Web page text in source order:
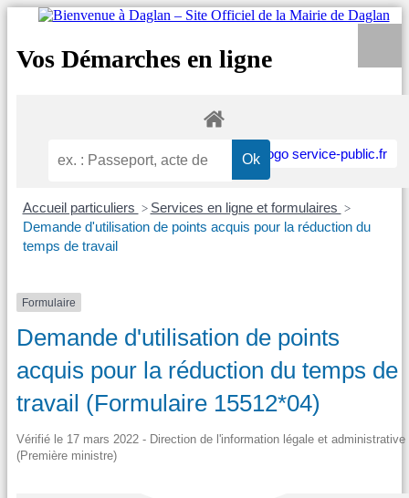
Vos Démarches en ligne
Accueil particuliers > Services en ligne et formulaires >
Demande d'utilisation de points acquis pour la réduction du
temps de travail
Formulaire
Demande d'utilisation de points
acquis pour la réduction du temps de
travail (Formulaire 15512*04)
Vérifié le 17 mars 2022 - Direction de l'information légale et administrative
(Première ministre)